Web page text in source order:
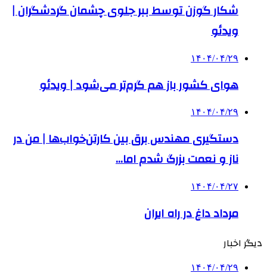
شکار گوزن توسط ببر جلوی چشمان گردشگران |
ویدئو
۱۴۰۴/۰۴/۲۹
هوای کشور باز هم گرم‌تر می‌شود | ویدئو
۱۴۰۴/۰۴/۲۹
دستگیری مهندس برق بین کارتن‌خواب‌ها | من در
ناز و نعمت بزرگ شدم اما…
۱۴۰۴/۰۴/۲۷
مرداد داغ در راه ایران
دیگر اخبار
۱۴۰۴/۰۴/۲۹